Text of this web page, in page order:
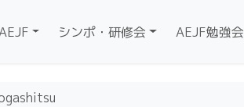
シンポ・研修会 AEJF勉強会